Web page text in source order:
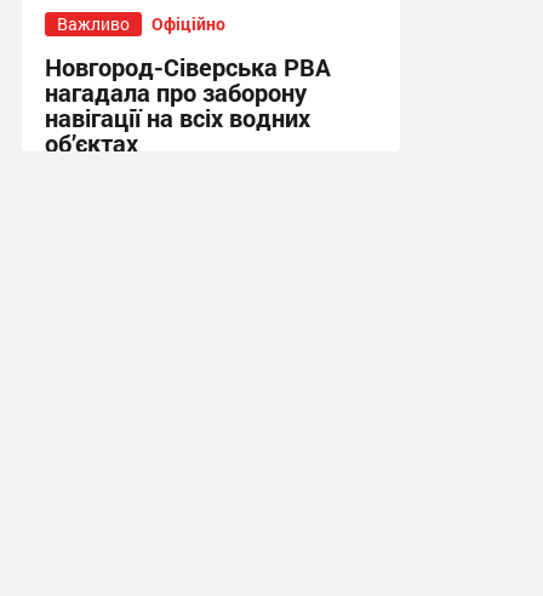
Важливо Офіційно
Новгород-Сіверська РВА
нагадала про заборону
навігації на всіх водних
об’єктах